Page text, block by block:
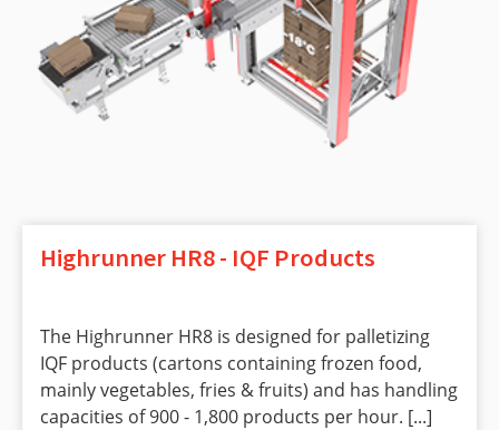
Highrunner HR8 - IQF Products
The Highrunner HR8 is designed for palletizing
IQF products (cartons containing frozen food,
mainly vegetables, fries & fruits) and has handling
capacities of 900 - 1,800 products per hour. [...]